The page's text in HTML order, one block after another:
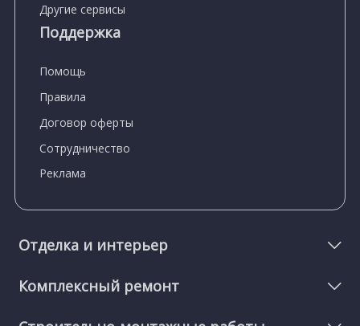
Другие сервисы
Поддержка
Помощь
Правила
Договор оферты
Сотрудничество
Реклама
Отделка и интерьер
Комплексный ремонт